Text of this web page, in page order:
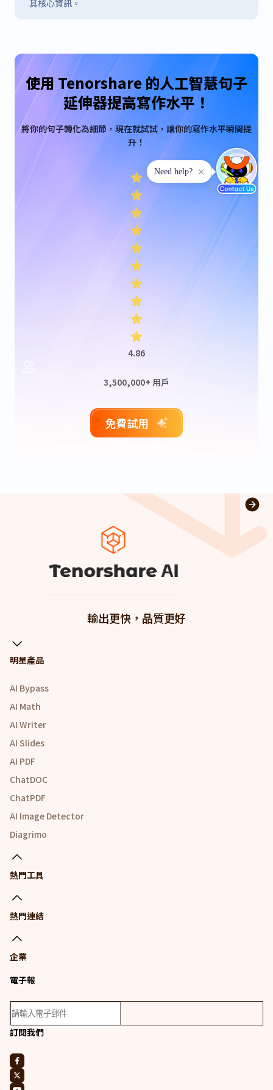
其核心資訊。
使用 Tenorshare 的人工智慧句子
延伸器提高寫作水平！
將你的句子轉化為細節，現在就試試，讓你的寫作水平瞬間提
升！
4.86
3,500,000+ 用戶
免費試用
輸出更快，品質更好
明星產品
AI Bypass
AI Math
AI Writer
AI Slides
AI PDF
ChatDOC
ChatPDF
AI Image Detector
Diagrimo
熱門工具
熱門連結
企業
電子報
訂閱我們